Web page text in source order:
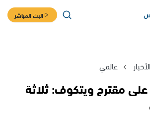
البث المباشر
عالمي
مقترح ويتكوف: ثلاثة